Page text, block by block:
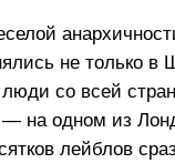
не только
со всей
на одном из
лейблов